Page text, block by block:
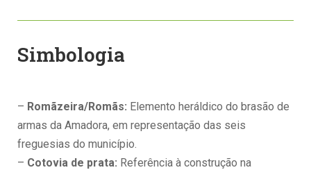
Simbologia
– Romãzeira/Romãs: Elemento heráldico do brasão de
armas da Amadora, em representação das seis
freguesias do município.
– Cotovia de prata: Referência à construção na